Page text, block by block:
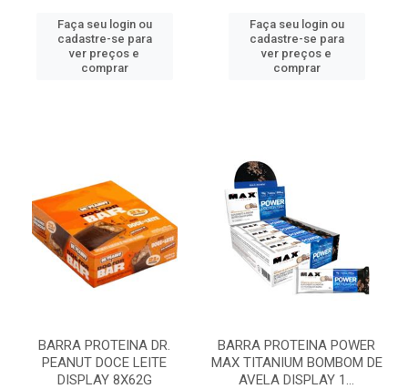
Faça seu login ou
cadastre-se para
ver preços e
comprar
Faça seu login ou
cadastre-se para
ver preços e
comprar
BARRA PROTEINA DR.
PEANUT DOCE LEITE
DISPLAY 8X62G
BARRA PROTEINA POWER
MAX TITANIUM BOMBOM DE
AVELA DISPLAY 1...